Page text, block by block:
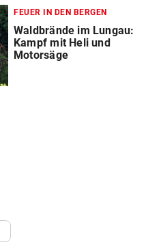
FEUER IN DEN BERGEN
Waldbrände im Lungau:
Kampf mit Heli und
Motorsäge